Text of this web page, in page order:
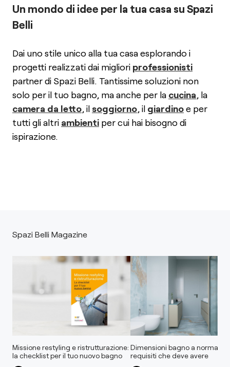
Un mondo di idee per la tua casa su Spazi
Belli
Dai uno stile unico alla tua casa esplorando i
progetti realizzati dai migliori professionisti
partner di Spazi Belli. Tantissime soluzioni non
solo per il tuo bagno, ma anche per la cucina, la
camera da letto, il soggiorno, il giardinoe per
tutti gli altri ambienti per cui hai bisogno di
ispirazione.
Spazi Belli Magazine
Missione restyling e ristrutturazione:
la checklist per il tuo nuovo bagno
Dimensioni bagno a norma:
requisiti che deve avere